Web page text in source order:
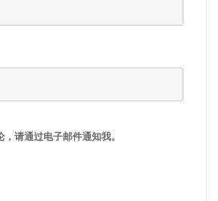
请通过电子邮件通知我。